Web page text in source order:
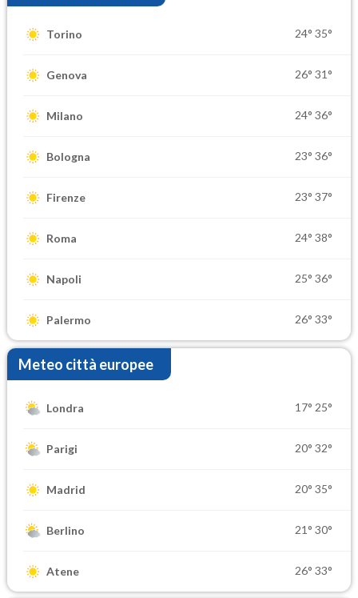
Torino 24° 35°
Genova 26° 31°
Milano 24° 36°
Bologna 23° 36°
Firenze 23° 37°
Roma 24° 38°
Napoli 25° 36°
Palermo 26° 33°
Meteo città europee
Londra 17° 25°
Parigi 20° 32°
Madrid 20° 35°
Berlino 21° 30°
Atene 26° 33°